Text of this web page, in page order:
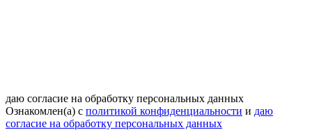
даю согласие на обработку персональных данных
Ознакомлен(а) с политикой конфиденциальности и даю
согласие на обработку персональных данных